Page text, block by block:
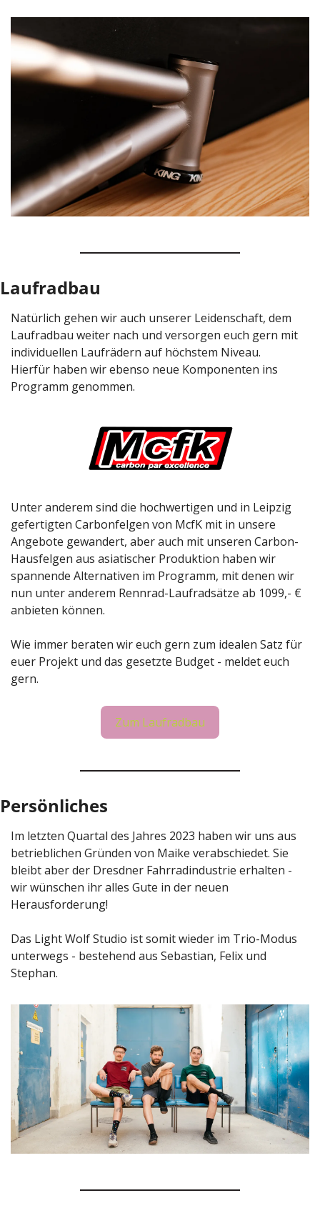
Laufradbau
Natürlich gehen wir auch unserer Leidenschaft, dem
Laufradbau weiter nach und versorgen euch gern mit
individuellen Laufrädern auf höchstem Niveau.
Hierfür haben wir ebenso neue Komponenten ins
Programm genommen.
Unter anderem sind die hochwertigen und in Leipzig
gefertigten Carbonfelgen von McfK mit in unsere
Angebote gewandert, aber auch mit unseren Carbon-
Hausfelgen aus asiatischer Produktion haben wir
spannende Alternativen im Programm, mit denen wir
nun unter anderem Rennrad-Laufradsätze ab 1099,- €
anbieten können.
Wie immer beraten wir euch gern zum idealen Satz für
euer Projekt und das gesetzte Budget - meldet euch
gern.
Zum Laufradbau
Persönliches
Im letzten Quartal des Jahres 2023 haben wir uns aus
betrieblichen Gründen von Maike verabschiedet. Sie
bleibt aber der Dresdner Fahrradindustrie erhalten -
wir wünschen ihr alles Gute in der neuen
Herausforderung!
Das Light Wolf Studio ist somit wieder im Trio-Modus
unterwegs - bestehend aus Sebastian, Felix und
Stephan.